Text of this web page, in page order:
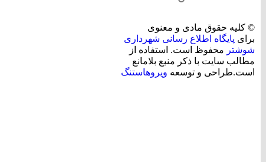
© کلیه حقوق مادی و معنوی
برای پایگاه اطلاع رسانی شهرداری
شوشتر محفوظ است. استفاده از
مطالب سایت با ذکر منبع بلامانع
است.طراحی و توسعه ویروهاستنگ